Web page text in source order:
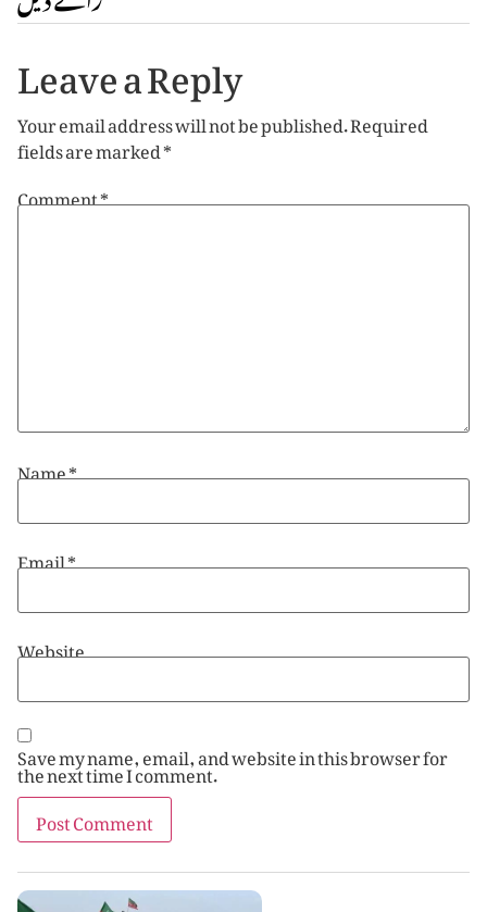
Leave a Reply
Your email address will not be published.Required
fields are marked*
Comment*
Name*
Email*
Website
Save my name, email, and website in this browser for
the next time I comment.